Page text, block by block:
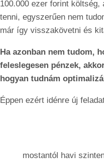
100.000 ezer forint költség,
tenni, egyszerűen nem
már így visszakövetni és
Ha azonban nem tudom,
feleslegesen pénzek,
hogyan tudnám
Éppen ezért idénre új
mostantól havi